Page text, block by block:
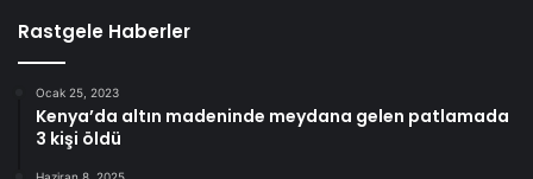
Rastgele Haberler
Ocak 25, 2023
Kenya’da altın madeninde meydana gelen patlamada
3 kişi öldü
Haziran 8, 2025